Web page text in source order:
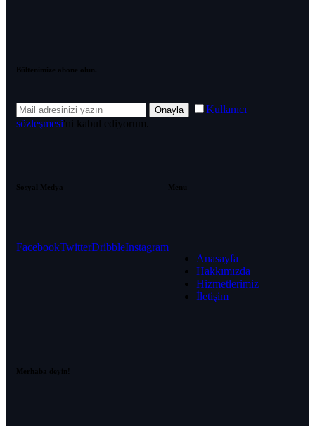
Bültenimize abone olun.
Onayla
Kullanıcı
sözleşmesi'ni kabul ediyorum.
Sosyal Medya
FacebookTwitterDribbleInstagram
Menu
Anasayfa
Hakkımızda
Hizmetlerimiz
İletişim
Merhaba deyin!